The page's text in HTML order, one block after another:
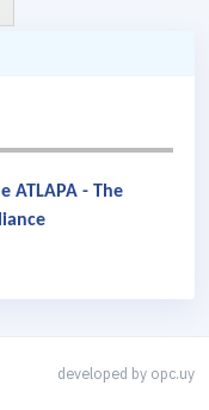
ATLAPA - The
developed by opc.uy